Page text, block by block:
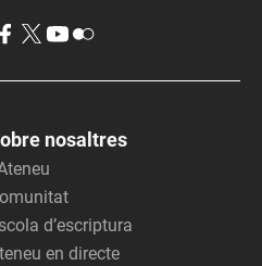
nosaltres
d’escriptura
en directe